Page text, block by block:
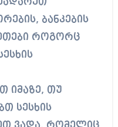
ბანკების
როგორც
იმაზე, თუ
სესხის